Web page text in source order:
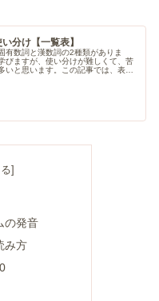
分け【一覧表】
有数詞と漢数詞の2種類がありま
びますが、使い分けが難しくて、苦
いと思います。この記事では、表を
の発音
み方